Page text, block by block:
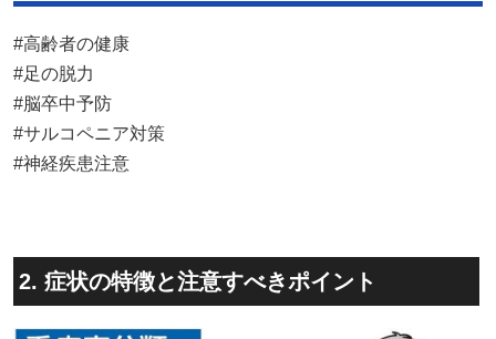
#高齢者の健康
#足の脱力
#脳卒中予防
#サルコペニア対策
#神経疾患注意
2. 症状の特徴と注意すべきポイント